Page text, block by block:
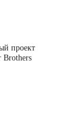
проект
Brothers